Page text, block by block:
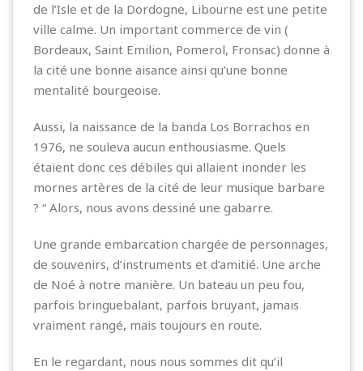
de l’Isle et de la Dordogne, Libourne est une petite
ville calme. Un important commerce de vin (
Bordeaux, Saint Emilion, Pomerol, Fronsac) donne à
la cité une bonne aisance ainsi qu’une bonne
mentalité bourgeoise.
Aussi, la naissance de la banda Los Borrachos en
1976, ne souleva aucun enthousiasme. Quels
étaient donc ces débiles qui allaient inonder les
mornes artères de la cité de leur musique barbare
? “ Alors, nous avons dessiné une gabarre.
Une grande embarcation chargée de personnages,
de souvenirs, d’instruments et d’amitié. Une arche
de Noé à notre manière. Un bateau un peu fou,
parfois bringuebalant, parfois bruyant, jamais
vraiment rangé, mais toujours en route.
En le regardant, nous nous sommes dit qu’il